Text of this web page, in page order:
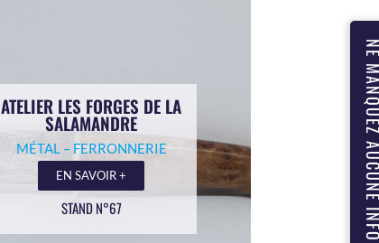
NE
ATELIER LES FORGES DE LA
SALAMANDRE
MÉTAL – FERRONNERIE
EN SAVOIR +
STAND N°67